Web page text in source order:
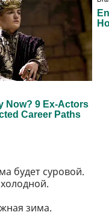
будет суровой.
зима.